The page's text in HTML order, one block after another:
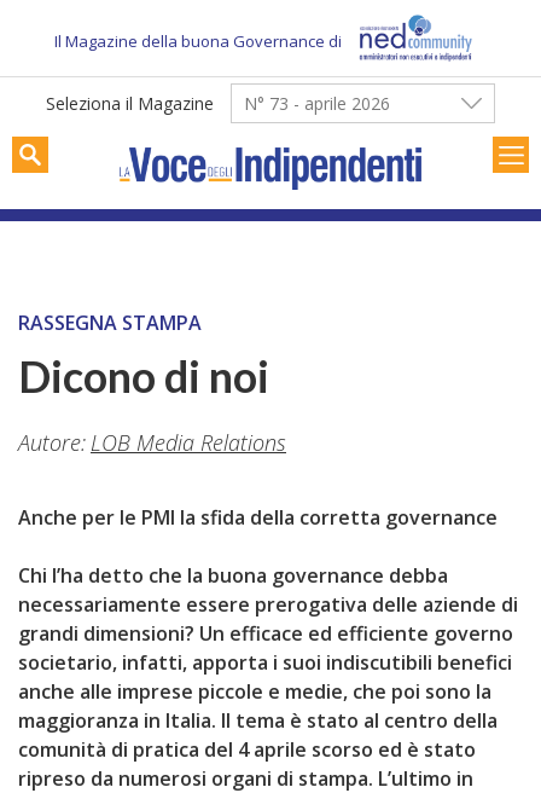
content
Il Magazine della buona Governance di
Seleziona il Magazine N° 73 - aprile 2026
RASSEGNA STAMPA
Dicono di noi
Autore: LOB Media Relations
Anche per le PMI la sfida della corretta governance
Chi l’ha detto che la buona governance debba
necessariamente essere prerogativa delle aziende di
grandi dimensioni? Un efficace ed efficiente governo
societario, infatti, apporta i suoi indiscutibili benefici
anche alle imprese piccole e medie, che poi sono la
maggioranza in Italia. Il tema è stato al centro della
comunità di pratica del 4 aprile scorso ed è stato
ripreso da numerosi organi di stampa. L’ultimo in